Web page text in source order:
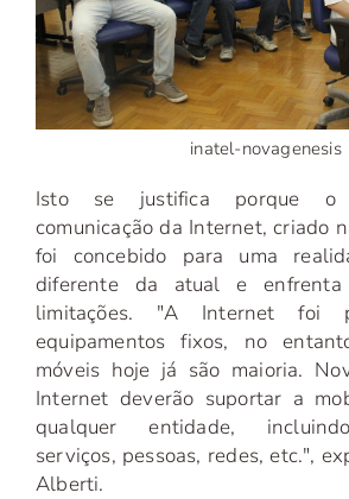
inatel-novagenesis
Isto se justifica porque o
comunicação da Internet, criado
foi concebido para uma
diferente da atual e
limitações. "A Internet foi
equipamentos fixos, no
móveis hoje já são maioria.
Internet deverão suportar a
qualquer entidade,
serviços, pessoas, redes, etc.",
Alberti.